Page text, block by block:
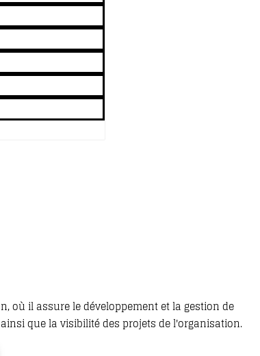
où il assure le développement et la gestion de
que la visibilité des projets de l'organisation.